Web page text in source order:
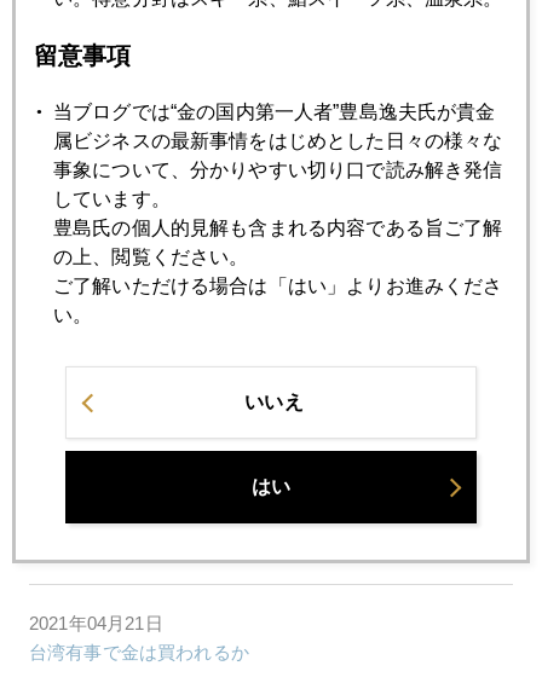
2021年04月28日
2021年04月27日
中国バブル崩壊懸念の実相、ドル金利上昇リスクも
2021年04月26日
日本株、「五輪中止」なら買い、外国人投資家の視点
2021年04月23日
2021年04月21日
台湾有事で金は買われるか
留意事項
当ブログでは“金の国内第一人者”豊島逸夫氏が貴金
属ビジネスの最新事情をはじめとした日々の様々な
事象について、分かりやすい切り口で読み解き発信
しています。
豊島氏の個人的見解も含まれる内容である旨ご了解
の上、閲覧ください。
ご了解いただける場合は「はい」よりお進みくださ
い。
いいえ
はい